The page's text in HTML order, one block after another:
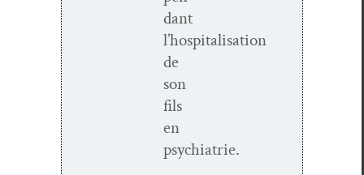
dant
l’hospitalisation
de
son
fils
en
psychiatrie.